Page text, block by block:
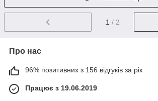
1 / 2
Про нас
96% позитивних з 156 відгуків за рік
Працює з 19.06.2019